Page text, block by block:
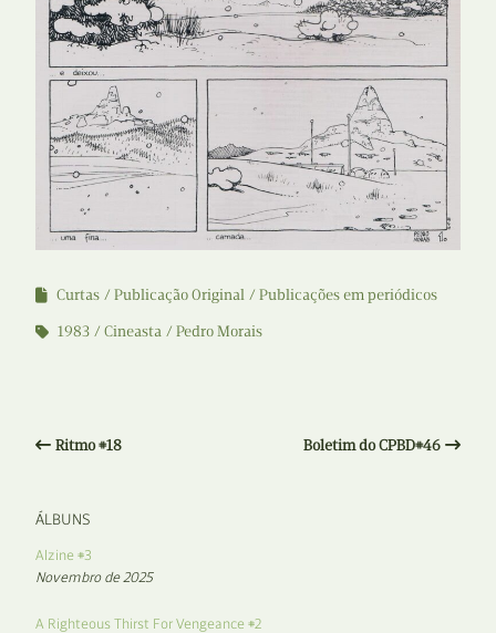
Curtas Publicação Original
Publicações em periódicos
1983
Cineasta Pedro Morais
Ritmo #18 Boletim do CPBD#46
ÁLBUNS
Alzine #3
Novembro de 2025
A Righteous Thirst For Vengeance #2